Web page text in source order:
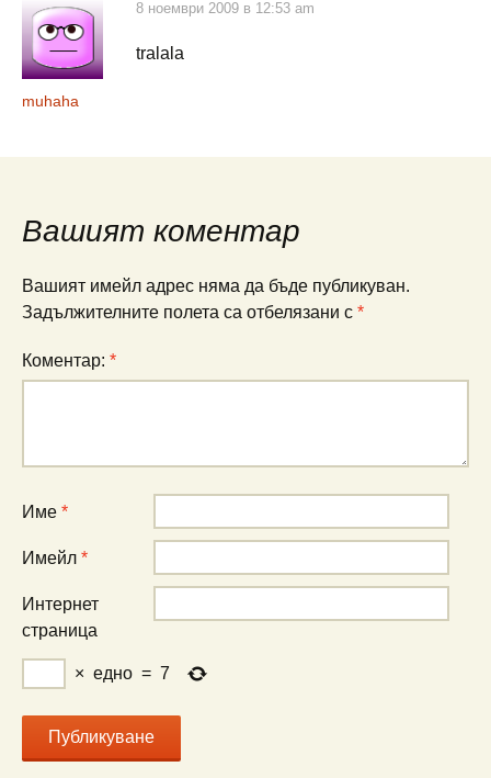
muhaha
8 ноември 2009 в 12:53 am
tralala
Вашият коментар
Вашият имейл адрес няма да бъде публикуван.
Задължителните полета са отбелязани с *
Коментар: *
Име *
Имейл *
Интернет
страница
× едно = 7